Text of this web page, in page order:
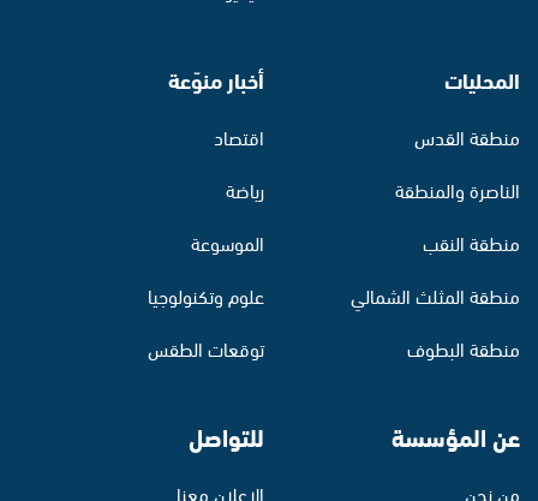
المحليات
منطقة القدس
الناصرة والمنطقة
منطقة النقب
منطقة المثلث الشمالي
منطقة البطوف
أخبار منوّعة
اقتصاد
رياضة
الموسوعة
علوم وتكنولوجيا
توقعات الطقس
عن المؤسسة
من نحن
للتواصل
الإعلان معنا